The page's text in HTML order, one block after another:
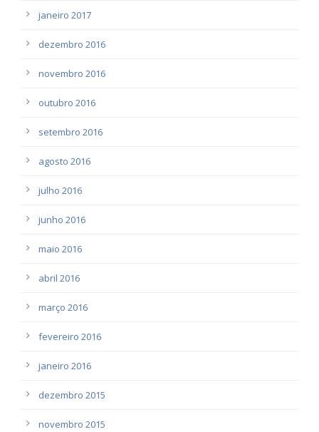
janeiro 2017
dezembro 2016
novembro 2016
outubro 2016
setembro 2016
agosto 2016
julho 2016
junho 2016
maio 2016
abril 2016
março 2016
fevereiro 2016
janeiro 2016
dezembro 2015
novembro 2015